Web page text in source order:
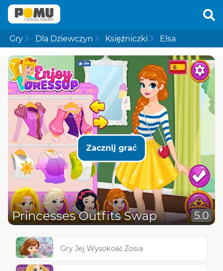
Gry Dla Dziewczyn Księżniczki Elsa
Zacznij grać
Princesses Outfits Swap 5.0
Gry Jej Wysokość Zosia